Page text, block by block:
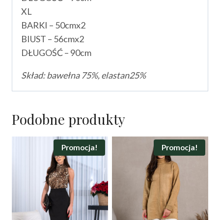
XL
BARKI – 50cmx2
BIUST – 56cmx2
DŁUGOŚĆ – 90cm
Skład: bawełna 75%, elastan25%
Podobne produkty
Promocja! Promocja!